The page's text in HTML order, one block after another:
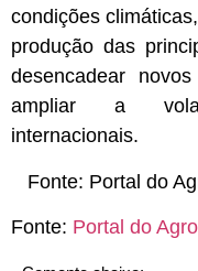
condições
produção das
desencadear
ampliar a
internacionais.
Fonte: Portal do
Fonte: Portal do